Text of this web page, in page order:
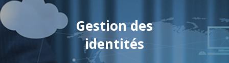
Gestion des
identités